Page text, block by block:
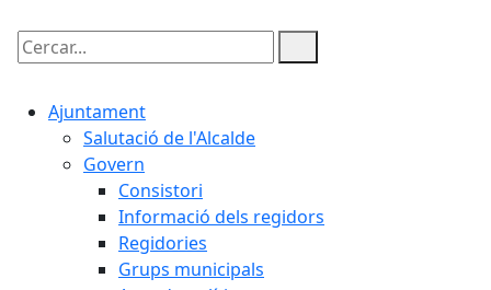
Cercar:
Ajuntament
Salutació de l'Alcalde
Govern
Consistori
Informació dels regidors
Regidories
Grups municipals